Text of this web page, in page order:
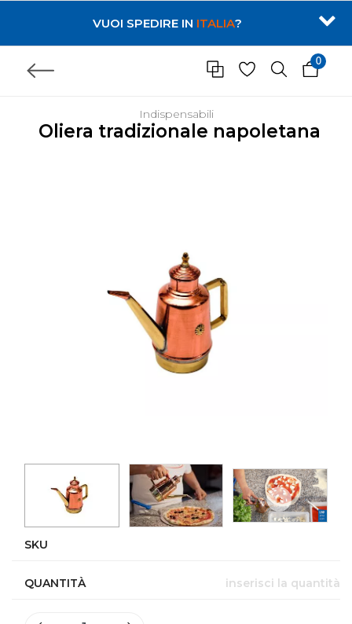
VUOI SPEDIRE IN ITALIA?
0
Indispensabili
Oliera tradizionale napoletana
SKU
QUANTITÀ inserisci la quantità